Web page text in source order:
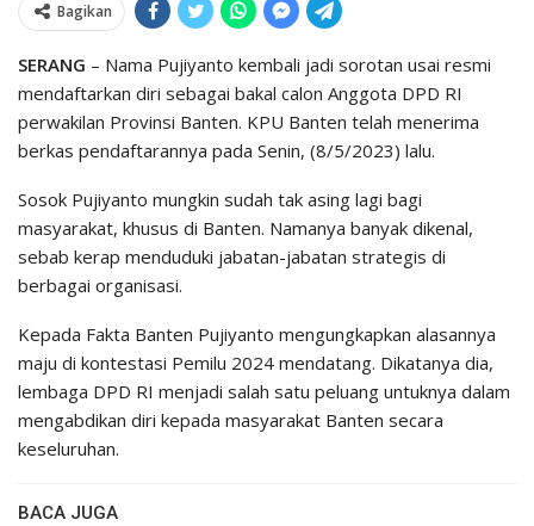
Bagikan
SERANG – Nama Pujiyanto kembali jadi sorotan usai resmi
mendaftarkan diri sebagai bakal calon Anggota DPD RI
perwakilan Provinsi Banten. KPU Banten telah menerima
berkas pendaftarannya pada Senin, (8/5/2023) lalu.
Sosok Pujiyanto mungkin sudah tak asing lagi bagi
masyarakat, khusus di Banten. Namanya banyak dikenal,
sebab kerap menduduki jabatan-jabatan strategis di
berbagai organisasi.
Kepada Fakta Banten Pujiyanto mengungkapkan alasannya
maju di kontestasi Pemilu 2024 mendatang. Dikatanya dia,
lembaga DPD RI menjadi salah satu peluang untuknya dalam
mengabdikan diri kepada masyarakat Banten secara
keseluruhan.
BACA JUGA